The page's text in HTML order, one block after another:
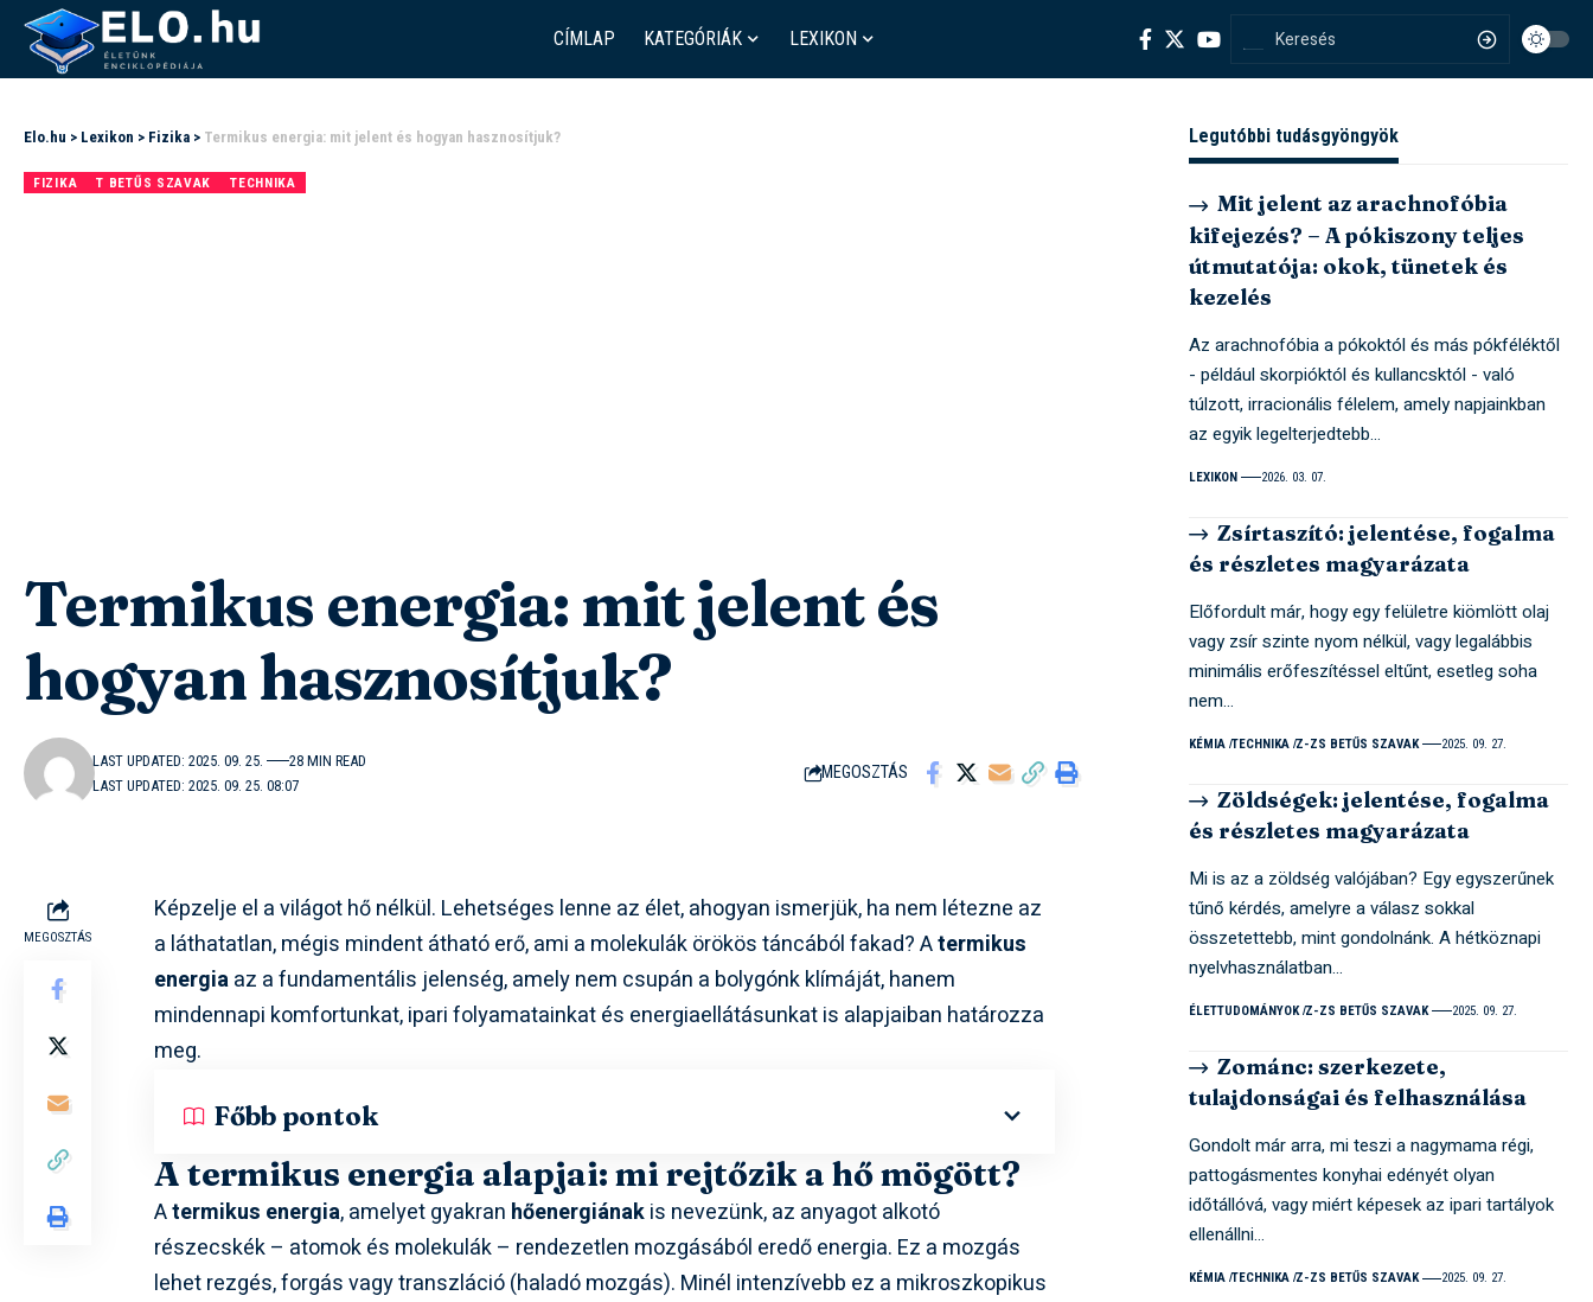
CÍMLAP KATEGÓRIÁK LEXIKON
Elo.hu > Lexikon > Fizika > Termikus energia: mit jelent és hogyan hasznosítjuk?
FIZIKA T BETŰS SZAVAK TECHNIKA
Termikus energia: mit jelent és
hogyan hasznosítjuk?
LAST UPDATED: 2025. 09. 25. 08:07
LAST UPDATED: 2025. 09. 25. 28 MIN READ
MEGOSZTÁS
MEGOSZTÁS
Képzelje el a világot hő nélkül. Lehetséges lenne az élet, ahogyan ismerjük, ha nem létezne az
a láthatatlan, mégis mindent átható erő, ami a molekulák örökös táncából fakad? Atermikus
energiaaz a fundamentális jelenség, amely nem csupán a bolygónk klímáját, hanem
mindennapi komfortunkat, ipari folyamatainkat és energiaellátásunkat is alapjaiban határozza
meg.
Főbb pontok
A termikus energia alapjai: mi rejtőzik a hő mögött?
Atermikus energia, amelyet gyakran hőenergiánakis nevezünk, az anyagot alkotó
részecskék – atomok és molekulák – rendezetlen mozgásából eredő energia. Ez a mozgás
lehet rezgés, forgás vagy transzláció (haladó mozgás). Minél intenzívebb ez a mikroszkopikus
Legutóbbi tudásgyöngyök
Mit jelent az arachnofóbia
kifejezés? – A pókiszony teljes
útmutatója: okok, tünetek és
kezelés
Az arachnofóbia a pókoktól és más pókféléktől
- például skorpióktól és kullancsktól - való
túlzott, irracionális félelem, amely napjainkban
az egyik legelterjedtebb…
LEXIKON 2026. 03. 07.
Zsírtaszító: jelentése, fogalma
és részletes magyarázata
Előfordult már, hogy egy felületre kiömlött olaj
vagy zsír szinte nyom nélkül, vagy legalábbis
minimális erőfeszítéssel eltűnt, esetleg soha
nem…
KÉMIA TECHNIKA Z-ZS BETŰS SZAVAK 2025. 09. 27.
Zöldségek: jelentése, fogalma
és részletes magyarázata
Mi is az a zöldség valójában? Egy egyszerűnek
tűnő kérdés, amelyre a válasz sokkal
összetettebb, mint gondolnánk. A hétköznapi
nyelvhasználatban…
ÉLETTUDOMÁNYOK Z-ZS BETŰS SZAVAK 2025. 09. 27.
Zománc: szerkezete,
tulajdonságai és felhasználása
Gondolt már arra, mi teszi a nagymama régi,
pattogásmentes konyhai edényét olyan
időtállóvá, vagy miért képesek az ipari tartályok
ellenállni…
KÉMIA TECHNIKA Z-ZS BETŰS SZAVAK 2025. 09. 27.